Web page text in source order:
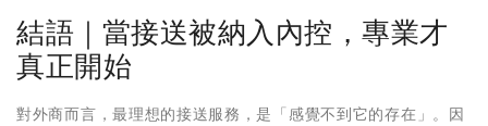
結語｜當接送被納入內控，專業才
真正開始
對外商而言，最理想的接送服務，是「感覺不到它的存在」。因